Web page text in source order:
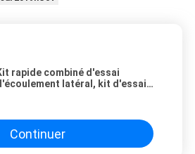
rapide combiné d'essai
latéral, kit d'essai
Continuer